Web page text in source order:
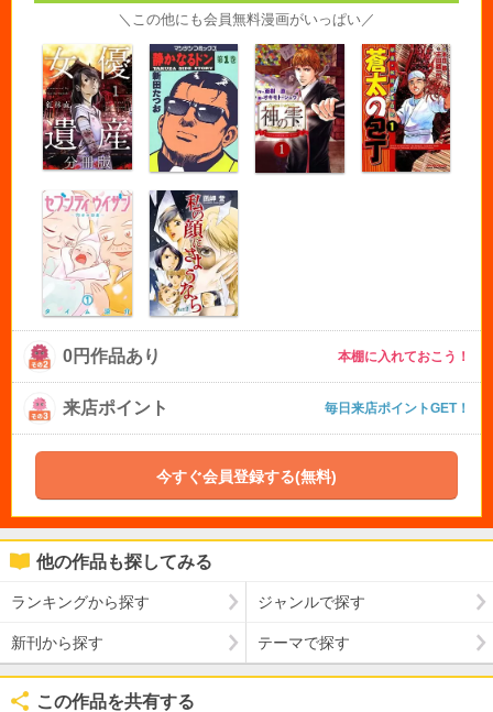
＼この他にも会員無料漫画がいっぱい／
0円作品あり 本棚に入れておこう！
来店ポイント 毎日来店ポイントGET！
今すぐ会員登録する(無料)
他の作品も探してみる
ランキングから探す ジャンルで探す
新刊から探す テーマで探す
この作品を共有する